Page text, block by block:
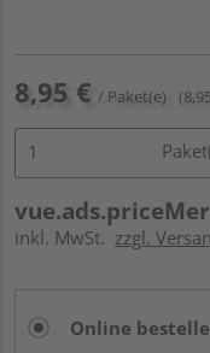
8,95 € / Paket(e)
inkl. MwSt. zzgl.
Online